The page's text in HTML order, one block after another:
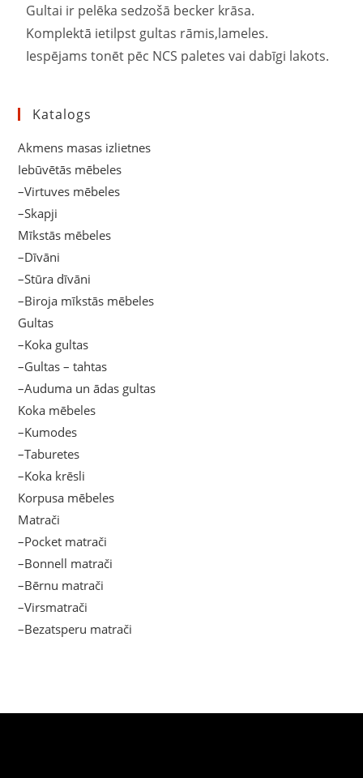
Gultai ir pelēka sedzošā becker krāsa.
Komplektā ietilpst gultas rāmis,lameles.
Iespējams tonēt pēc NCS paletes vai dabīgi lakots.
Katalogs
Akmens masas izlietnes
Iebūvētās mēbeles
–Virtuves mēbeles
–Skapji
Mīkstās mēbeles
–Dīvāni
–Stūra dīvāni
–Biroja mīkstās mēbeles
Gultas
–Koka gultas
–Gultas – tahtas
–Auduma un ādas gultas
Koka mēbeles
–Kumodes
–Taburetes
–Koka krēsli
Korpusa mēbeles
Matrači
–Pocket matrači
–Bonnell matrači
–Bērnu matrači
–Virsmatrači
–Bezatsperu matrači